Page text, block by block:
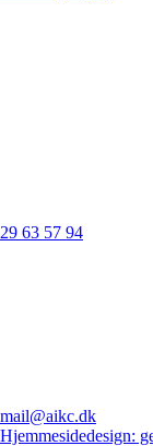
29 63 57 94
mail@aikc.dk
Hjemmesidedesign: